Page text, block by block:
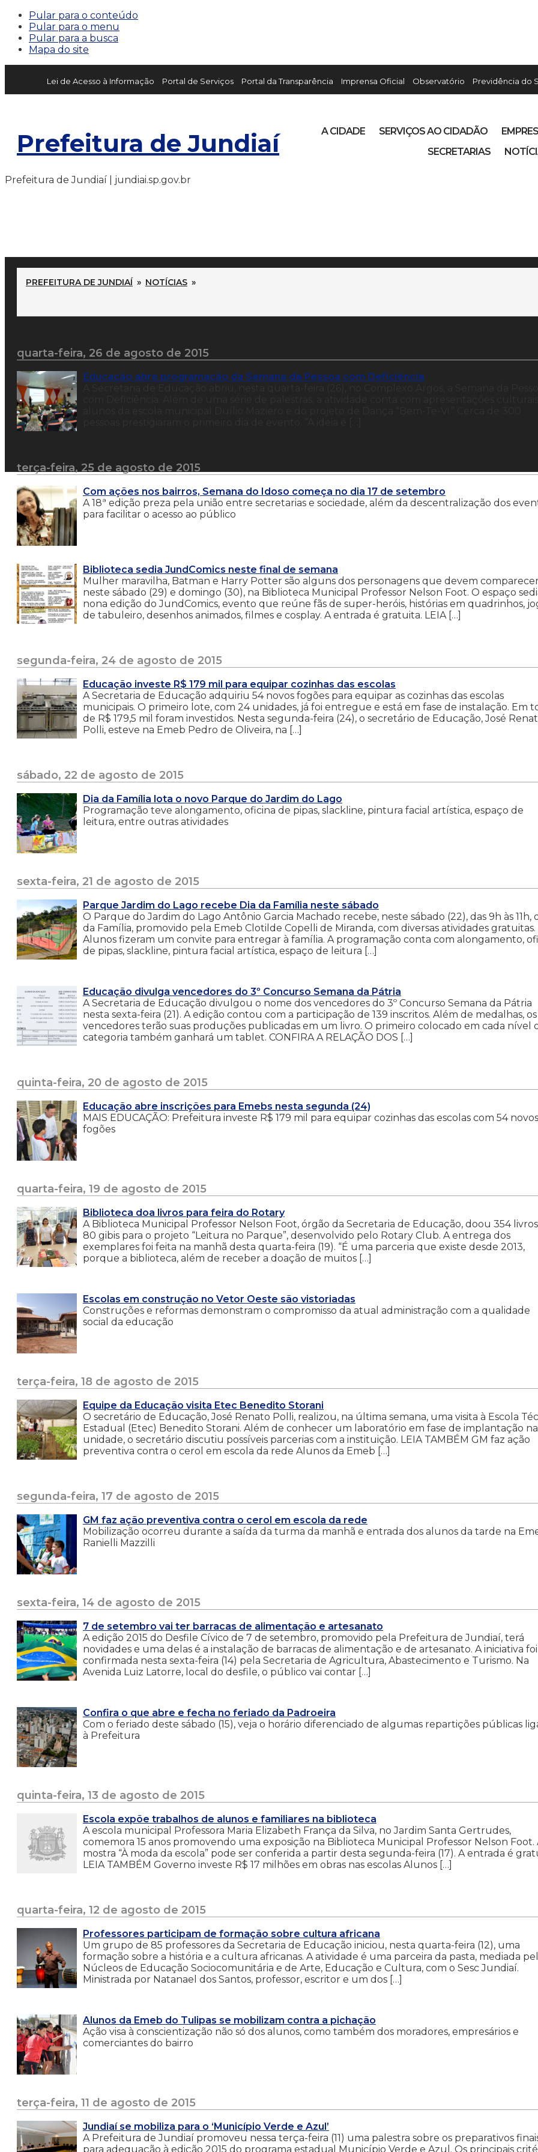
Pular para o conteúdo
Pular para o menu
Pular para a busca
Mapa do site
Lei de Acesso à Informação Portal de Serviços Portal da Transparência Imprensa Oficial Observatório Previdência do
Prefeitura de Jundiaí A CIDADE SERVIÇOS AO CIDADÃO
SECRETARIAS
Prefeitura de Jundiaí | jundiai.sp.gov.br
PREFEITURA DE JUNDIAÍ » NOTÍCIAS »
quarta-feira, 26 de agosto de 2015
Educação abre programação da Semana da Pessoa com Deficiência
terça-feira, 25 de agosto de 2015
Com ações nos bairros, Semana do Idoso começa no dia 17 de setembro
A 18ª edição preza pela união entre secretarias e sociedade, além da descentralização dos
para facilitar o acesso ao público
Biblioteca sedia JundComics neste final de semana
Mulher maravilha, Batman e Harry Potter são alguns dos personagens que devem
neste sábado (29) e domingo (30), na Biblioteca Municipal Professor Nelson Foot. O espaço
nona edição do JundComics, evento que reúne fãs de super-heróis, histórias em quadrinhos,
de tabuleiro, desenhos animados, filmes e cosplay. A entrada é gratuita. LEIA […]
segunda-feira, 24 de agosto de 2015
Educação investe R$ 179 mil para equipar cozinhas das escolas
A Secretaria de Educação adquiriu 54 novos fogões para equipar as cozinhas das escolas
municipais. O primeiro lote, com 24 unidades, já foi entregue e está em fase de instalação. Em
de R$ 179,5 mil foram investidos. Nesta segunda-feira (24), o secretário de Educação, José
Polli, esteve na Emeb Pedro de Oliveira, na […]
sábado, 22 de agosto de 2015
Dia da Família lota o novo Parque do Jardim do Lago
Programação teve alongamento, oficina de pipas, slackline, pintura facial artística, espaço de
leitura, entre outras atividades
sexta-feira, 21 de agosto de 2015
Parque Jardim do Lago recebe Dia da Família neste sábado
O Parque do Jardim do Lago Antônio Garcia Machado recebe, neste sábado (22), das 9h às 11h,
da Família, promovido pela Emeb Clotilde Copelli de Miranda, com diversas atividades gratuitas.
Alunos fizeram um convite para entregar à família. A programação conta com alongamento,
de pipas, slackline, pintura facial artística, espaço de leitura […]
Educação divulga vencedores do 3º Concurso Semana da Pátria
A Secretaria de Educação divulgou o nome dos vencedores do 3º Concurso Semana da Pátria
nesta sexta-feira (21). A edição contou com a participação de 139 inscritos. Além de medalhas, os
vencedores terão suas produções publicadas em um livro. O primeiro colocado em cada nível
categoria também ganhará um tablet. CONFIRA A RELAÇÃO DOS […]
quinta-feira, 20 de agosto de 2015
Educação abre inscrições para Emebs nesta segunda (24)
MAIS EDUCAÇÃO: Prefeitura investe R$ 179 mil para equipar cozinhas das escolas com 54 novos
fogões
quarta-feira, 19 de agosto de 2015
Biblioteca doa livros para feira do Rotary
A Biblioteca Municipal Professor Nelson Foot, órgão da Secretaria de Educação, doou 354
80 gibis para o projeto “Leitura no Parque”, desenvolvido pelo Rotary Club. A entrega dos
exemplares foi feita na manhã desta quarta-feira (19). “É uma parceria que existe desde 2013,
porque a biblioteca, além de receber a doação de muitos […]
Escolas em construção no Vetor Oeste são vistoriadas
Construções e reformas demonstram o compromisso da atual administração com a qualidade
social da educação
terça-feira, 18 de agosto de 2015
Equipe da Educação visita Etec Benedito Storani
O secretário de Educação, José Renato Polli, realizou, na última semana, uma visita à Escola
Estadual (Etec) Benedito Storani. Além de conhecer um laboratório em fase de implantação na
unidade, o secretário discutiu possíveis parcerias com a instituição. LEIA TAMBÉM GM faz ação
preventiva contra o cerol em escola da rede Alunos da Emeb […]
segunda-feira, 17 de agosto de 2015
GM faz ação preventiva contra o cerol em escola da rede
Mobilização ocorreu durante a saída da turma da manhã e entrada dos alunos da tarde na
Ranielli Mazzilli
sexta-feira, 14 de agosto de 2015
7 de setembro vai ter barracas de alimentação e artesanato
A edição 2015 do Desfile Cívico de 7 de setembro, promovido pela Prefeitura de Jundiaí, terá
novidades e uma delas é a instalação de barracas de alimentação e de artesanato. A iniciativa foi
confirmada nesta sexta-feira (14) pela Secretaria de Agricultura, Abastecimento e Turismo. Na
Avenida Luiz Latorre, local do desfile, o público vai contar […]
Confira o que abre e fecha no feriado da Padroeira
Com o feriado deste sábado (15), veja o horário diferenciado de algumas repartições públicas
à Prefeitura
quinta-feira, 13 de agosto de 2015
Escola expõe trabalhos de alunos e familiares na biblioteca
A escola municipal Professora Maria Elizabeth França da Silva, no Jardim Santa Gertrudes,
comemora 15 anos promovendo uma exposição na Biblioteca Municipal Professor Nelson Foot.
mostra “À moda da escola” pode ser conferida a partir desta segunda-feira (17). A entrada é
LEIA TAMBÉM Governo investe R$ 17 milhões em obras nas escolas Alunos […]
quarta-feira, 12 de agosto de 2015
Professores participam de formação sobre cultura africana
Um grupo de 85 professores da Secretaria de Educação iniciou, nesta quarta-feira (12), uma
formação sobre a história e a cultura africanas. A atividade é uma parceira da pasta, mediada
Núcleos de Educação Sociocomunitária e de Arte, Educação e Cultura, com o Sesc Jundiaí.
Ministrada por Natanael dos Santos, professor, escritor e um dos […]
Alunos da Emeb do Tulipas se mobilizam contra a pichação
Ação visa à conscientização não só dos alunos, como também dos moradores, empresários e
comerciantes do bairro
terça-feira, 11 de agosto de 2015
Jundiaí se mobiliza para o ‘Município Verde e Azul’
A Prefeitura de Jundiaí promoveu nessa terça-feira (11) uma palestra sobre os preparativos
para adequação à edição 2015 do programa estadual Município Verde e Azul. Os principais